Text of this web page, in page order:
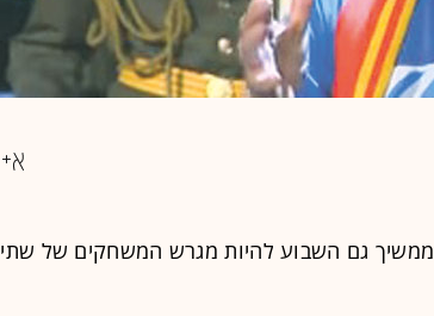
ממשיך גם השבוע להיות מגרש המשחקים של שתי